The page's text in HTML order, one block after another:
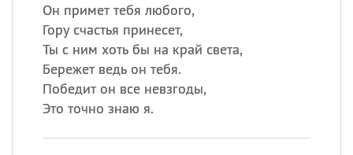
Он примет тебя любого,
Гору счастья принесет,
Ты с ним хоть бы на край света,
Бережет ведь он тебя.
Победит он все невзгоды,
Это точно знаю я.